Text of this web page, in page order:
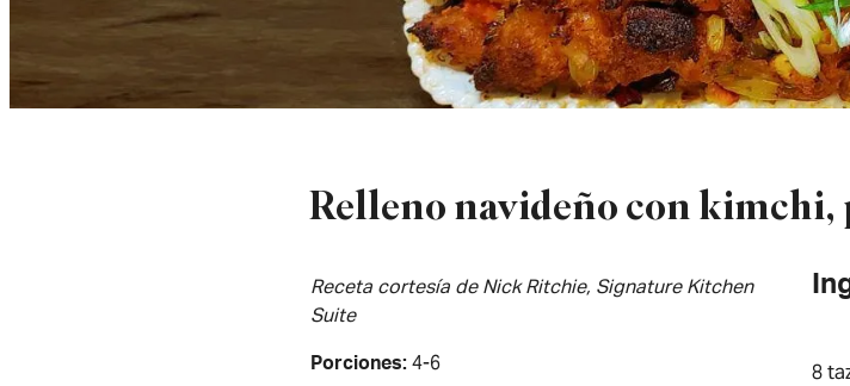
Relleno navideño con
Receta cortesía de Nick Ritchie, Signature Kitchen
Suite
Porciones 4-6
8